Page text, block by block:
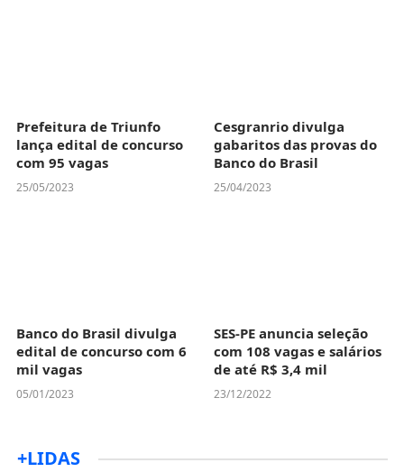
Prefeitura de Triunfo
lança edital de concurso
com 95 vagas
25/05/2023
Cesgranrio divulga
gabaritos das provas do
Banco do Brasil
25/04/2023
Banco do Brasil divulga
edital de concurso com 6
mil vagas
05/01/2023
SES-PE anuncia seleção
com 108 vagas e salários
de até R$ 3,4 mil
23/12/2022
+LIDAS